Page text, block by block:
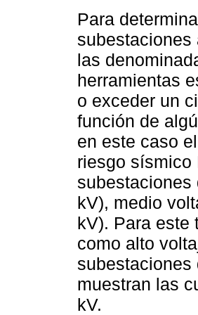
Para
las
herramientas
o exceder un
función de
en este caso
riesgo sísmico
kV), medio
kV). Para este
como alto
subestaciones
muestran las
kV.